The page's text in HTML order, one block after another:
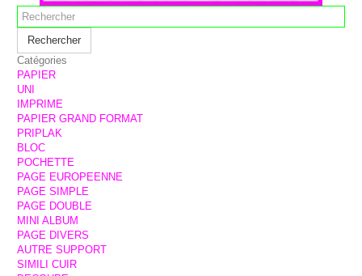
Rechercher
Catégories
PAPIER
UNI
IMPRIME
PAPIER GRAND FORMAT
PRIPLAK
BLOC
POCHETTE
PAGE EUROPEENNE
PAGE SIMPLE
PAGE DOUBLE
MINI ALBUM
PAGE DIVERS
AUTRE SUPPORT
SIMILI CUIR